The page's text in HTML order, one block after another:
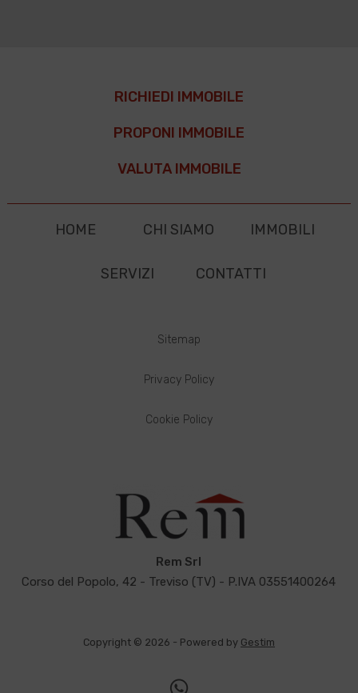
RICHIEDI IMMOBILE
PROPONI IMMOBILE
VALUTA IMMOBILE
HOME CHI SIAMO IMMOBILI
SERVIZI CONTATTI
Sitemap
Privacy Policy
Cookie Policy
Rem Srl
Corso del Popolo, 42 - Treviso (TV) - P.IVA 03551400264
Copyright © 2026 - Powered by Gestim